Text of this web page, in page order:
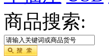
商品搜索: